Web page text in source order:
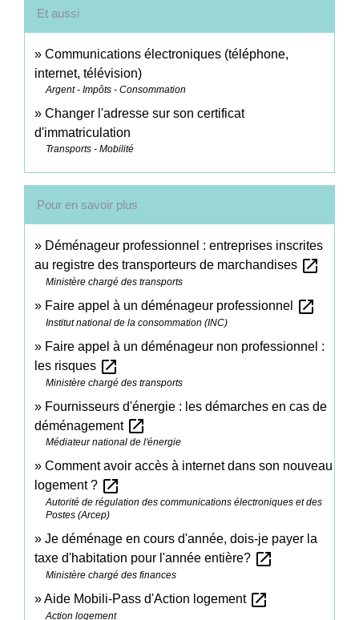
Et aussi
Communications électroniques (téléphone,
internet, télévision)
Argent - Impôts - Consommation
Changer l'adresse sur son certificat
d'immatriculation
Transports - Mobilité
Pour en savoir plus
Déménageur professionnel : entreprises inscrites
au registre des transporteurs de marchandises open_in_new
Ministère chargé des transports
Faire appel à un déménageur professionnel open_in_new
Institut national de la consommation (INC)
Faire appel à un déménageur non professionnel :
les risques open_in_new
Ministère chargé des transports
Fournisseurs d'énergie : les démarches en cas de
déménagement open_in_new
Médiateur national de l'énergie
Comment avoir accès à internet dans son nouveau
logement ? open_in_new
Autorité de régulation des communications électroniques et des
Postes (Arcep)
Je déménage en cours d'année, dois-je payer la
taxe d'habitation pour l'année entière? open_in_new
Ministère chargé des finances
Aide Mobili-Pass d'Action logement open_in_new
Action logement